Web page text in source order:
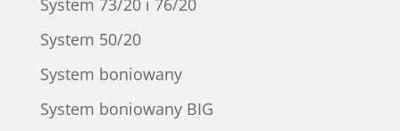
System 73/20 i 76/20
System 50/20
System boniowany
System boniowany BIG